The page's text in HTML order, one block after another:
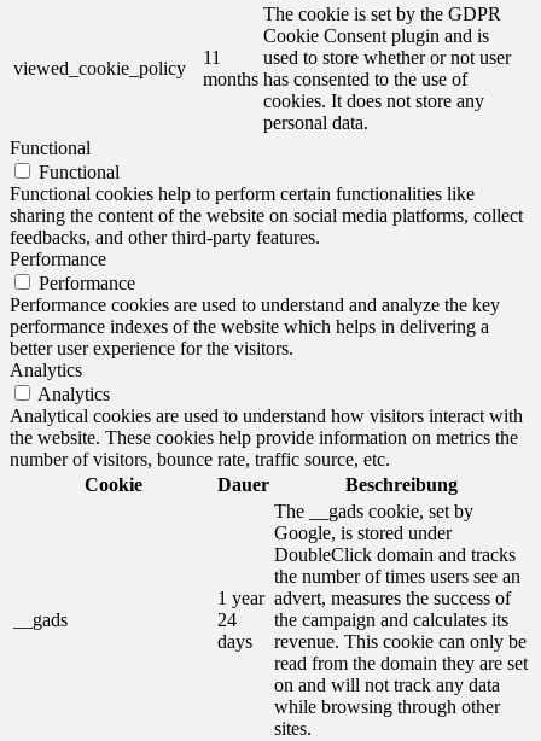
viewed_cookie_policy
11
months
The cookie is set by the GDPR
Cookie Consent plugin and is
used to store whether or not user
has consented to the use of
cookies. It does not store any
personal data.
Functional
Functional
Functional cookies help to perform certain functionalities like
sharing the content of the website on social media platforms, collect
feedbacks, and other third-party features.
Performance
Performance
Performance cookies are used to understand and analyze the key
performance indexes of the website which helps in delivering a
better user experience for the visitors.
Analytics
Analytics
Analytical cookies are used to understand how visitors interact with
the website. These cookies help provide information on metrics the
number of visitors, bounce rate, traffic source, etc.
Cookie
Dauer Beschreibung
__gads
1 year
24
days
The __gads cookie, set by
Google, is stored under
DoubleClick domain and tracks
the number of times users see an
advert, measures the success of
the campaign and calculates its
revenue. This cookie can only be
read from the domain they are set
on and will not track any data
while browsing through other
sites.